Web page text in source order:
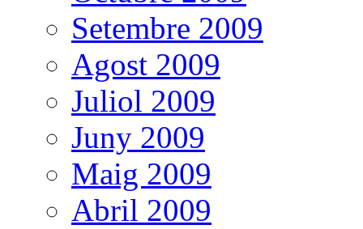
Setembre 2009
Agost 2009
Juliol 2009
Juny 2009
Maig 2009
Abril 2009